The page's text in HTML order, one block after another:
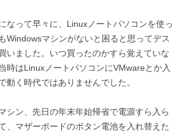
なって早々に、Linuxノートパソコンを使っ
Windowsマシンがないと困ると思ってデス
いました。いつ買ったのかすら覚えていな
時はLinuxノートパソコンにVMwareとか入
動く時代ではありませんでした。
シン、先日の年末年始帰省で電源すら入ら
、マザーボードのボタン電池を入れ替えた